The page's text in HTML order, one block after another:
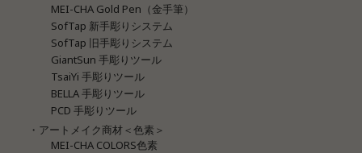
MEI-CHA Gold Pen（金手筆）
SofTap 新手彫りシステム
SofTap 旧手彫りシステム
GiantSun 手彫りツール
TsaiYi 手彫りツール
BELLA 手彫りツール
PCD 手彫りツール
・アートメイク商材＜色素＞
MEI-CHA COLORS色素